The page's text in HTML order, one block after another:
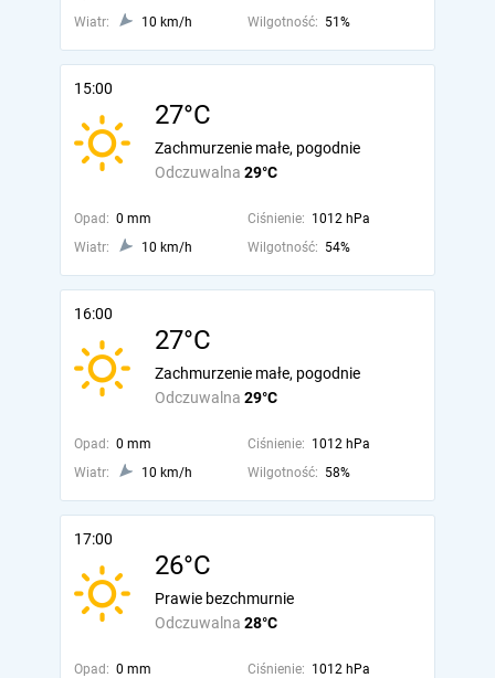
Wiatr:
10 km/h Wilgotność: 51%
15:00
27°C
Odczuwalna 29°C
Zachmurzenie małe, pogodnie
Opad: 0 mm Ciśnienie: 1012 hPa
Wiatr:
10 km/h Wilgotność: 54%
16:00
27°C
Odczuwalna 29°C
Zachmurzenie małe, pogodnie
Opad: 0 mm Ciśnienie: 1012 hPa
Wiatr:
10 km/h Wilgotność: 58%
17:00
26°C
Odczuwalna 28°C
Prawie bezchmurnie
Opad: 0 mm Ciśnienie: 1012 hPa